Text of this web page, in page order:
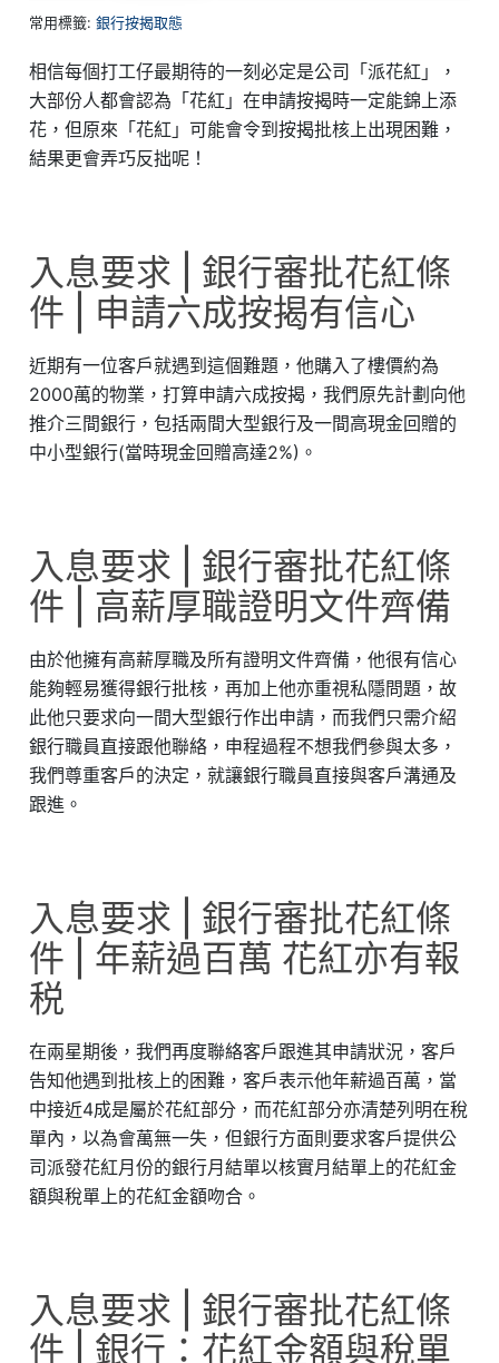
常用標籤:銀行按揭取態
相信每個打工仔最期待的一刻必定是公司「派花紅」，
大部份人都會認為「花紅」在申請按揭時一定能錦上添
花，但原來「花紅」可能會令到按揭批核上出現困難，
結果更會弄巧反拙呢！
入息要求 | 銀行審批花紅條
件 | 申請六成按揭有信心
近期有一位客戶就遇到這個難題，他購入了樓價約為
2000萬的物業，打算申請六成按揭，我們原先計劃向他
推介三間銀行，包括兩間大型銀行及一間高現金回贈的
中小型銀行(當時現金回贈高達2%)。
入息要求 | 銀行審批花紅條
件 | 高薪厚職證明文件齊備
由於他擁有高薪厚職及所有證明文件齊備，他很有信心
能夠輕易獲得銀行批核，再加上他亦重視私隱問題，故
此他只要求向一間大型銀行作出申請，而我們只需介紹
銀行職員直接跟他聯絡，申程過程不想我們參與太多，
我們尊重客戶的決定，就讓銀行職員直接與客戶溝通及
跟進。
入息要求 | 銀行審批花紅條
件 | 年薪過百萬 花紅亦有報
税
在兩星期後，我們再度聯絡客戶跟進其申請狀況，客戶
告知他遇到批核上的困難，客戶表示他年薪過百萬，當
中接近4成是屬於花紅部分，而花紅部分亦清楚列明在稅
單內，以為會萬無一失，但銀行方面則要求客戶提供公
司派發花紅月份的銀行月結單以核實月結單上的花紅金
額與稅單上的花紅金額吻合。
入息要求 | 銀行審批花紅條
件 | 銀行：花紅金額與稅單